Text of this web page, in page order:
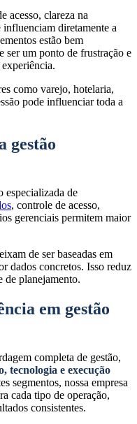
acesso, clareza na
influenciam diretamente a
estão bem
ser um ponto de frustração e
como varejo, hotelaria,
pode influenciar toda a
gestão
especializada de
, controle de acesso,
gerenciais permitem maior
de ser baseadas em
dados concretos. Isso reduz
de planejamento.
em gestão
completa de gestão,
tecnologia e execução
segmentos, nossa empresa
cada tipo de operação,
consistentes.